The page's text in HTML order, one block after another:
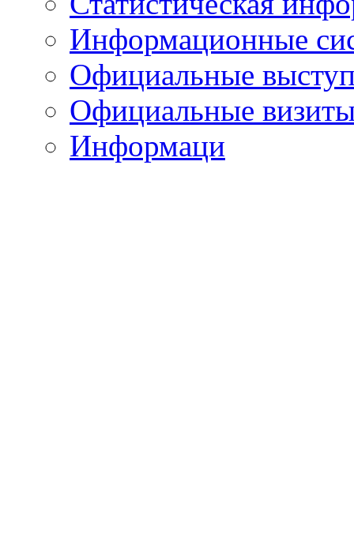
Информационные
Официальные
Официальные
Информаци